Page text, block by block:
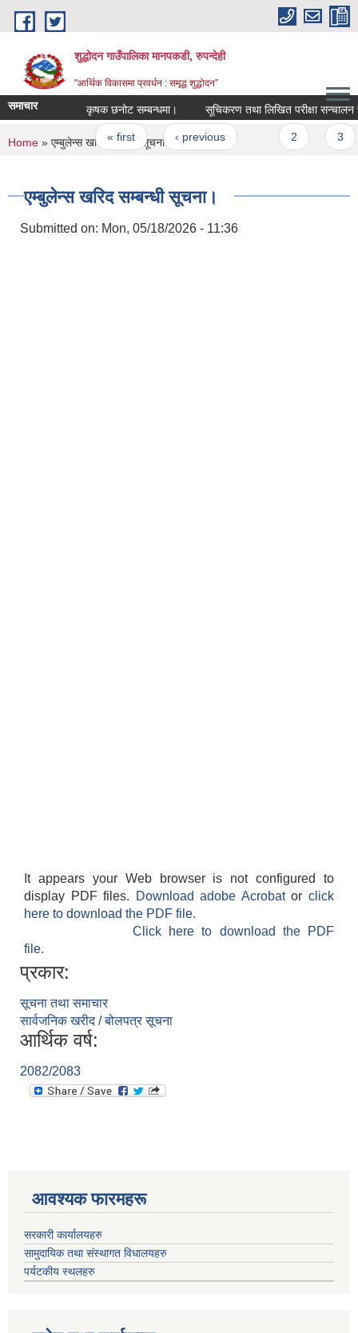
Skip to main content
शुद्धोदन गाउँपालिका मानपकडी, रुपन्देही
"आर्थिक विकासमा प्रवर्धन : समृद्ध शुद्धोदन”
समाचार कृषक छनोट सम्बन्धमा। सूचिकरण तथा लिखित परीक्षा सन्चालन
Pages
« first ‹ previous
You are here
Home » एम्बुलेन्स खरिद सम्बन्धी सूचना।
एम्बुलेन्स खरिद सम्बन्धी सूचना।
Submitted on: Mon, 05/18/2026 - 11:36
It appears your Web browser is not configured to
display PDF files.
Download adobe Acrobatorclick
here to download the PDF file.
Click here to download the PDF
file.
प्रकार:
सूचना तथा समाचार
सार्वजनिक खरीद / बोलपत्र सूचना
आर्थिक वर्ष:
2082/2083
आवश्यक फारमहरू
सरकारी कार्यालयहरु
सामुदायिक तथा संस्थागत विधालयहरु
पर्यटकीय स्थलहरु